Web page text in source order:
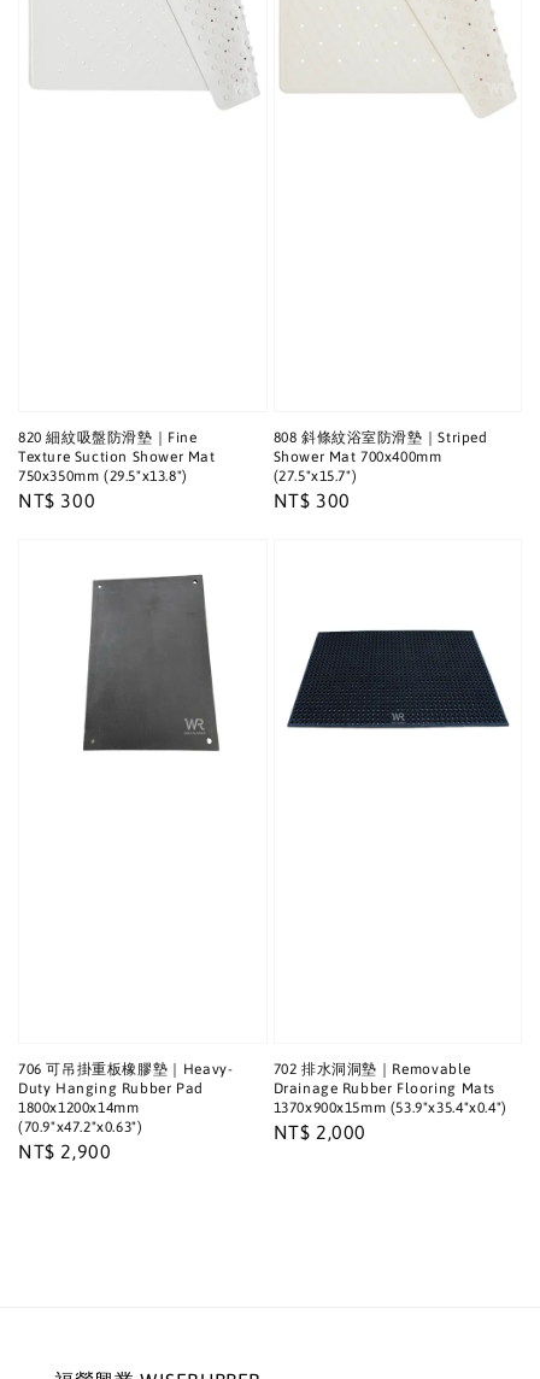
820 細紋吸盤防滑墊｜Fine
Texture Suction Shower Mat
750x350mm (29.5"x13.8")
Regular
NT$ 300
808 斜條紋浴室防滑墊｜Striped
Shower Mat 700x400mm
(27.5"x15.7")
Regular
NT$ 300
706 可吊掛重板橡膠墊｜Heavy-
Duty Hanging Rubber Pad
1800x1200x14mm
(70.9"x47.2"x0.63")
Regular
NT$ 2,900
702 排水洞洞墊｜Removable
Drainage Rubber Flooring Mats
1370x900x15mm (53.9"x35.4"x0.4")
Regular
NT$ 2,000